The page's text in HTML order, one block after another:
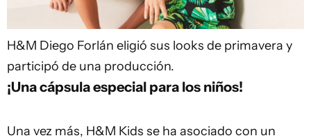
H&M Diego Forlán eligió sus looks de primavera y
participó de una producción.
¡Una cápsula especial para los niños!
Una vez más, H&M Kids se ha asociado con un